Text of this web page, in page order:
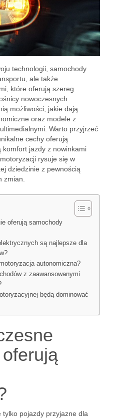
technologii, samochody
ale także
które oferują szereg
nowoczesnych
możliwości, jakie dają
oraz modele z
Warto przyjrzeć
cechy oferują
komfort jazdy z nowinkami
rysuje się w
dziedzinie z pewnością
zmian.
oferują samochody
są najlepsze dla
autonomiczna?
z zaawansowanymi
będą dominować
pojazdy przyjazne dla